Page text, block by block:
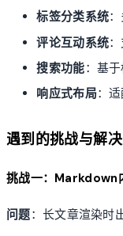
标签分类系统
评论互动系统
搜索功能：基
响应式布局：
遇到的挑战与解
挑战一：Markdown
问题：长文章渲染时